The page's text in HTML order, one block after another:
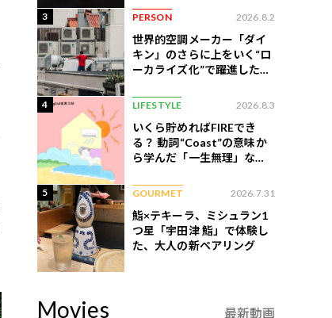
3 PERSON 2026.8.2
世界的空調メーカー「ダイ
キン」のさらに上をいく“ロ
ーカライズ化”で躍進したイ
4 LIFESTYLE 2026.8.3
いくら貯めればFIREでき
る？ 動詞“Coast”の意味か
ら学んだ「一生無理」な切
5 GOURMET 2026.7.31
鮨×テキーラ、ミシュラン1
つ星「宇田津 鮨」で体験し
た、大人の新ペアリング
Movies 最新動画